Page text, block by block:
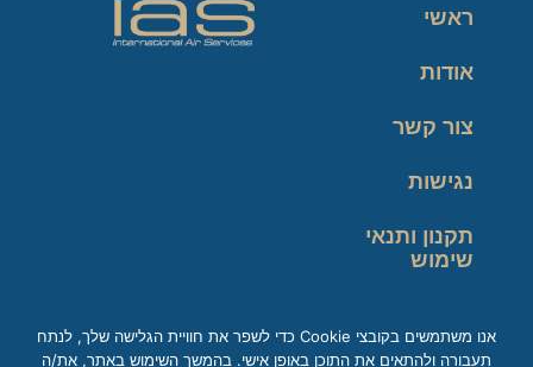
ראשי
אודות
צור קשר
נגישות
תקנון ותנאי
שימוש
אנו משתמשים בקובצי Cookie כדי לשפר את חוויית הגלישה שלך, לנתח
תעבורה ולהתאים את התוכן באופן אישי. בהמשך השימוש באתר, את/ה